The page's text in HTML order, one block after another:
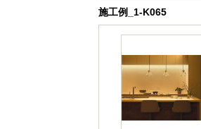
施工例_1-K065